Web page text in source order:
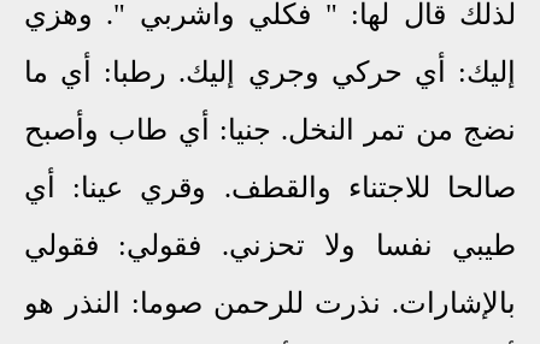
لذلك قال لها: " فكلي واشربي ". وهزي
إليك: أي حركي وجري إليك. رطبا: أي ما
نضج من تمر النخل. جنيا: أي طاب وأصبح
صالحا للاجتناء والقطف. وقري عينا: أي
طيبي نفسا ولا تحزني. فقولي: فقولي
بالإشارات. نذرت للرحمن صوما: النذر هو